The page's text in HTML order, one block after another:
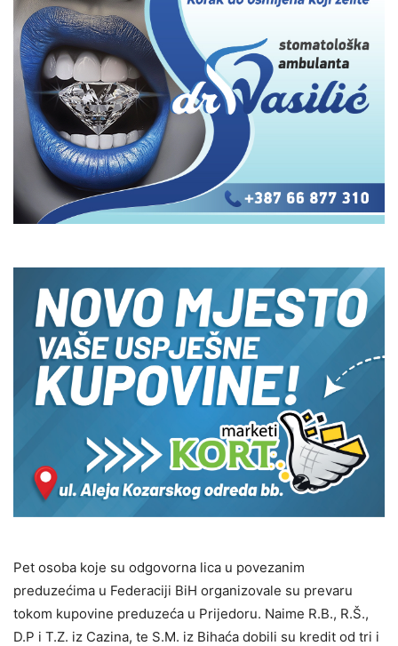
Pet osoba koje su odgovorna lica u povezanim
preduzećima u Federaciji BiH organizovale su prevaru
tokom kupovine preduzeća u Prijedoru. Naime R.B., R.Š.,
D.P i T.Z. iz Cazina, te S.M. iz Bihaća dobili su kredit od tri i